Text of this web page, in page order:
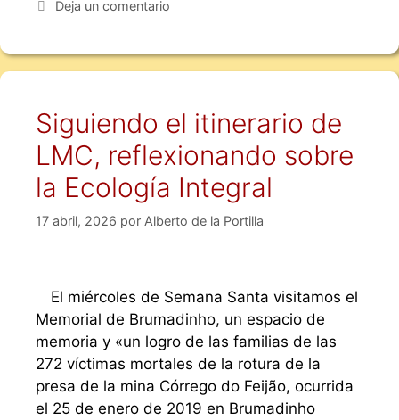
Deja un comentario
Siguiendo el itinerario de
LMC, reflexionando sobre
la Ecología Integral
17 abril, 2026 por Alberto de la Portilla
El miércoles de Semana Santa visitamos el
Memorial de Brumadinho, un espacio de
memoria y «un logro de las familias de las
272 víctimas mortales de la rotura de la
presa de la mina Córrego do Feijão, ocurrida
el 25 de enero de 2019 en Brumadinho